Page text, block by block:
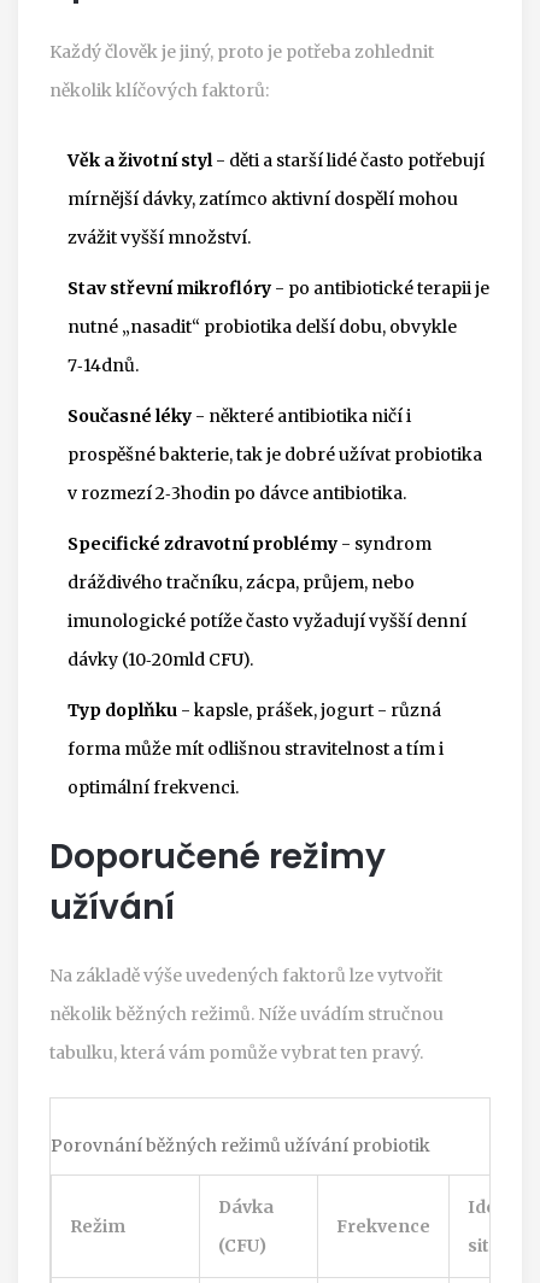
Každý člověk je jiný, proto je potřeba zohlednit
několik klíčových faktorů:
Věk a životní styl- děti a starší lidé často potřebují
mírnější dávky, zatímco aktivní dospělí mohou
zvážit vyšší množství.
Stav střevní mikroflóry - po antibiotické terapii je
nutné „nasadit“ probiotika delší dobu, obvykle
7‑14dnů.
Současné léky - některé antibiotika ničí i
prospěšné bakterie, tak je dobré užívat probiotika
v rozmezí 2‑3hodin po dávce antibiotika.
Specifické zdravotní problémy - syndrom
dráždivého tračníku, zácpa, průjem, nebo
imunologické potíže často vyžadují vyšší denní
dávky (10‑20mld CFU).
Typ doplňku - kapsle, prášek, jogurt - různá
forma může mít odlišnou stravitelnost a tím i
optimální frekvenci.
Doporučené režimy
užívání
Na základě výše uvedených faktorů lze vytvořit
několik běžných režimů. Níže uvádím stručnou
tabulku, která vám pomůže vybrat ten pravý.
Porovnání běžných režimů užívání probiotik
Režim
Dávka
(CFU)
Frekvence
Ideální
situace